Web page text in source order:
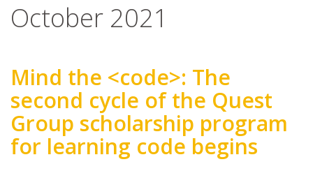
October 2021
Mind the <code>: The
second cycle of the Quest
Group scholarship program
for learning code begins